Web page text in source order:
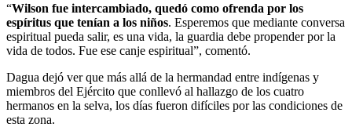
“Wilson fue intercambiado, quedó como ofrenda por los
espíritus que tenían a los niños. Esperemos que mediante conversa
espiritual pueda salir, es una vida, la guardia debe propender por la
vida de todos. Fue ese canje espiritual”, comentó.
Dagua dejó ver que más allá de la hermandad entre indígenas y
miembros del Ejército que conllevó al hallazgo de los cuatro
hermanos en la selva, los días fueron difíciles por las condiciones de
esta zona.